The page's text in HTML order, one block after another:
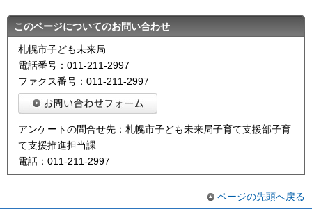
このページについてのお問い合わせ
札幌市子ども未来局
電話番号：011-211-2997
ファクス番号：011-211-2997
アンケートの問合せ先：札幌市子ども未来局子育て支援部子育
て支援推進担当課
電話：011-211-2997
ページの先頭へ戻る